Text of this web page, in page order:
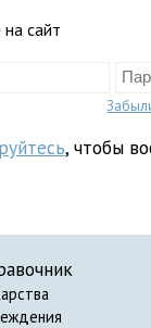
сайт
, чтобы